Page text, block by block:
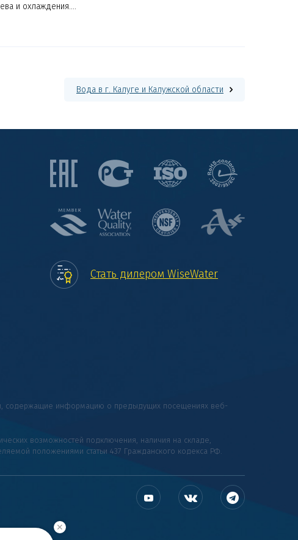
и охлаждения.
Вода в г. Калуге и Калужской области
Стать дилером WiseWater
содержащие информацию о предыдущих посещениях веб-
возможностей подключения, наличия на складе,
положениями статьи 437 Гражданского кодекса РФ.
✕